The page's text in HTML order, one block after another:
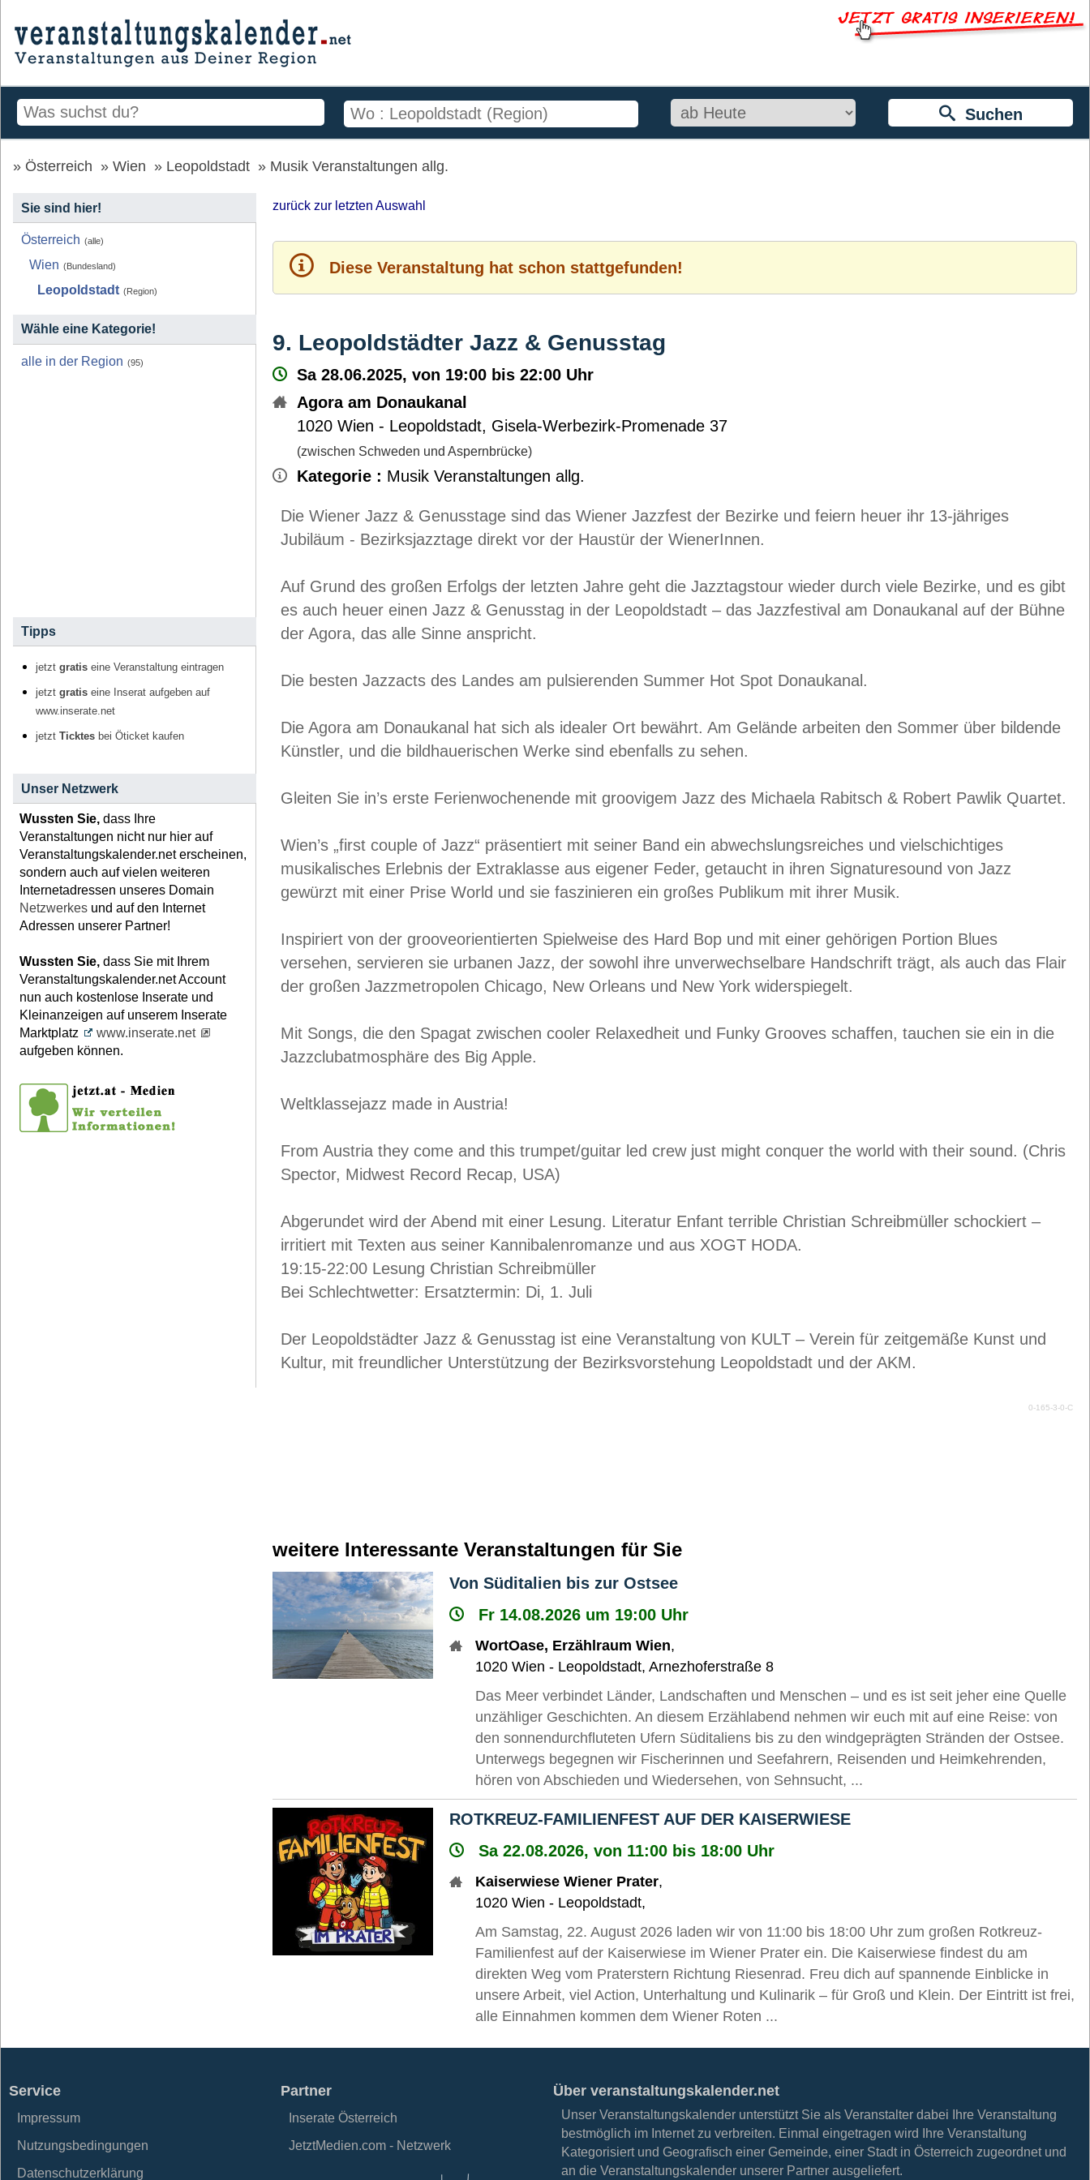
Suchen
Österreich Wien Leopoldstadt Musik Veranstaltungen allg.
zurück zur letzten Auswahl
Diese Veranstaltung hat schon stattgefunden!
9. Leopoldstädter Jazz & Genusstag
Sa 28.06.2025, von 19:00 bis 22:00 Uhr
Agora am Donaukanal
1020 Wien - Leopoldstadt, Gisela-Werbezirk-Promenade 37
(zwischen Schweden und Aspernbrücke)
Kategorie : Musik Veranstaltungen allg.
Die Wiener Jazz & Genusstage sind das Wiener Jazzfest der Bezirke und feiern heuer ihr 13-jähriges
Jubiläum - Bezirksjazztage direkt vor der Haustür der WienerInnen.
Auf Grund des großen Erfolgs der letzten Jahre geht die Jazztagstour wieder durch viele Bezirke, und es gibt
es auch heuer einen Jazz & Genusstag in der Leopoldstadt – das Jazzfestival am Donaukanal auf der Bühne
der Agora, das alle Sinne anspricht.
Die besten Jazzacts des Landes am pulsierenden Summer Hot Spot Donaukanal.
Die Agora am Donaukanal hat sich als idealer Ort bewährt. Am Gelände arbeiten den Sommer über bildende
Künstler, und die bildhauerischen Werke sind ebenfalls zu sehen.
Gleiten Sie in’s erste Ferienwochenende mit groovigem Jazz des Michaela Rabitsch & Robert Pawlik Quartet.
Wien’s „first couple of Jazz“ präsentiert mit seiner Band ein abwechslungsreiches und vielschichtiges
musikalisches Erlebnis der Extraklasse aus eigener Feder, getaucht in ihren Signaturesound von Jazz
gewürzt mit einer Prise World und sie faszinieren ein großes Publikum mit ihrer Musik.
Inspiriert von der grooveorientierten Spielweise des Hard Bop und mit einer gehörigen Portion Blues
versehen, servieren sie urbanen Jazz, der sowohl ihre unverwechselbare Handschrift trägt, als auch das Flair
der großen Jazzmetropolen Chicago, New Orleans und New York widerspiegelt.
Mit Songs, die den Spagat zwischen cooler Relaxedheit und Funky Grooves schaffen, tauchen sie ein in die
Jazzclubatmosphäre des Big Apple.
Weltklassejazz made in Austria!
From Austria they come and this trumpet/guitar led crew just might conquer the world with their sound. (Chris
Spector, Midwest Record Recap, USA)
Abgerundet wird der Abend mit einer Lesung. Literatur Enfant terrible Christian Schreibmüller schockiert –
irritiert mit Texten aus seiner Kannibalenromanze und aus XOGT HODA.
19:15-22:00 Lesung Christian Schreibmüller
Bei Schlechtwetter: Ersatztermin: Di, 1. Juli
Der Leopoldstädter Jazz & Genusstag ist eine Veranstaltung von KULT – Verein für zeitgemäße Kunst und
Kultur, mit freundlicher Unterstützung der Bezirksvorstehung Leopoldstadt und der AKM.
0-165-3-0-C
weitere Interessante Veranstaltungen für Sie
Von Süditalien bis zur Ostsee
Fr 14.08.2026 um 19:00 Uhr
WortOase, Erzählraum Wien,
1020 Wien - Leopoldstadt,Arnezhoferstraße 8
Das Meer verbindet Länder, Landschaften und Menschen – und es ist seit jeher eine Quelle
unzähliger Geschichten. An diesem Erzählabend nehmen wir euch mit auf eine Reise: von
den sonnendurchfluteten Ufern Süditaliens bis zu den windgeprägten Stränden der Ostsee.
Unterwegs begegnen wir Fischerinnen und Seefahrern, Reisenden und Heimkehrenden,
hören von Abschieden und Wiedersehen, von Sehnsucht, ...
ROTKREUZ-FAMILIENFEST AUF DER KAISERWIESE
Sa 22.08.2026, von 11:00 bis 18:00 Uhr
Kaiserwiese Wiener Prater,
1020 Wien - Leopoldstadt,
Am Samstag, 22. August 2026 laden wir von 11:00 bis 18:00 Uhr zum großen Rotkreuz-
Familienfest auf der Kaiserwiese im Wiener Prater ein. Die Kaiserwiese findest du am
direkten Weg vom Praterstern Richtung Riesenrad. Freu dich auf spannende Einblicke in
unsere Arbeit, viel Action, Unterhaltung und Kulinarik – für Groß und Klein. Der Eintritt ist frei,
alle Einnahmen kommen dem Wiener Roten ...
Sie sind hier!
Österreich (alle)
Wien (Bundesland)
Leopoldstadt (Region)
Wähle eine Kategorie!
alle in der Region (95)
Tipps
jetzt gratis eine Veranstaltung eintragen
jetzt gratis eine Inserat aufgeben auf
www.inserate.net
jetzt Ticktes bei Öticket kaufen
Unser Netzwerk
Wussten Sie, dass Ihre
Veranstaltungen nicht nur hier auf
Veranstaltungskalender.net erscheinen,
sondern auch auf vielen weiteren
Internetadressen unseres Domain
Netzwerkes und auf den Internet
Adressen unserer Partner!
Wussten Sie, dass Sie mit Ihrem
Veranstaltungskalender.net Account
nun auch kostenlose Inserate und
Kleinanzeigen auf unserem Inserate
Marktplatz
www.inserate.net
aufgeben können.
Service
Impressum
Nutzungsbedingungen
Datenschutzerklärung
Partner
Inserate Österreich
JetztMedien.com - Netzwerk
Über veranstaltungskalender.net
Unser Veranstaltungskalender unterstützt Sie als Veranstalter dabei Ihre Veranstaltung
bestmöglich im Internet zu verbreiten. Einmal eingetragen wird Ihre Veranstaltung
Kategorisiert und Geografisch einer Gemeinde, einer Stadt in Österreich zugeordnet und
an die Veranstaltungskalender unserer Partner ausgeliefert.